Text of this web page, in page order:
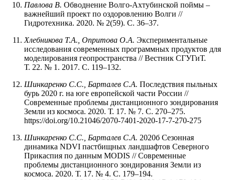
Павлова В. Обводнение Волго-Ахтубинской поймы –
важнейший проект по оздоровлению Волги //
Гидротехника. 2020. № 2(59). С. 36–37.
Хлебникова Т.А., Опритова О.А. Экспериментальные
исследования современных программных продуктов для
моделирования геопространства // Вестник СГУГиТ.
Т. 22. № 1. 2017. С. 119–132.
Шинкаренко С.С., Барталев С.А. Последствия пыльных
бурь 2020 г. на юге европейской части России //
Современные проблемы дистанционного зондирования
Земли из космоса. 2020. Т. 17. № 7. С. 270–275.
https://doi.org/10.21046/2070-7401-2020-17-7-270-275
Шинкаренко С.С., Барталев С.А. 2020б Сезонная
динамика NDVI пастбищных ландшафтов Северного
Прикаспия по данным MODIS // Современные
проблемы дистанционного зондирования Земли из
космоса. 2020. Т. 17. № 4. С. 179–194.